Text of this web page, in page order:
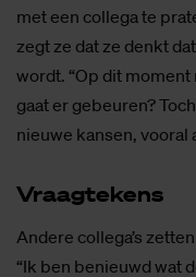
met een collega te
zegt ze dat ze denkt
wordt. “Op dit
gaat er gebeuren?
nieuwe kansen, vooral
Vraag­te­kens
Andere collega’s
“Ik ben benieuwd wat